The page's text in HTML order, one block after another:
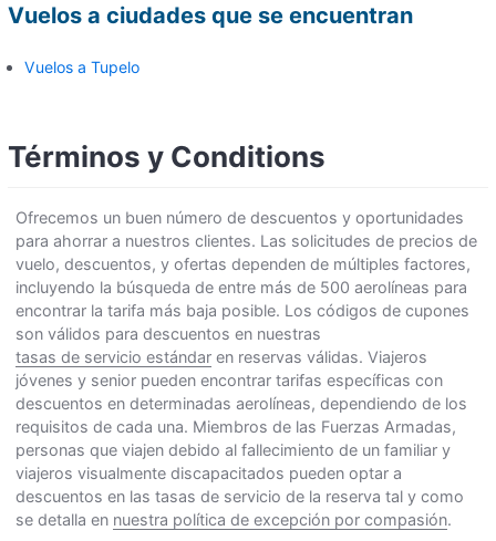
Vuelos a ciudades que se encuentran
Vuelos a Tupelo
Términos y Conditions
Ofrecemos un buen número de descuentos y oportunidades
para ahorrar a nuestros clientes. Las solicitudes de precios de
vuelo, descuentos, y ofertas dependen de múltiples factores,
incluyendo la búsqueda de entre más de 500 aerolíneas para
encontrar la tarifa más baja posible. Los códigos de cupones
son válidos para descuentos en nuestras
tasas de servicio estándar en reservas válidas. Viajeros
jóvenes y senior pueden encontrar tarifas específicas con
descuentos en determinadas aerolíneas, dependiendo de los
requisitos de cada una. Miembros de las Fuerzas Armadas,
personas que viajen debido al fallecimiento de un familiar y
viajeros visualmente discapacitados pueden optar a
descuentos en las tasas de servicio de la reserva tal y como
se detalla en nuestra política de excepción por compasión.